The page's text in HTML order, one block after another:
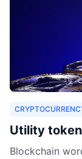
Utility
Blockchain